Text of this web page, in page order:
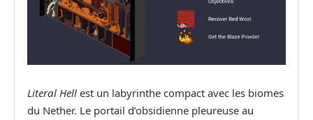
Literal Hell est un labyrinthe compact avec les biomes
du Nether. Le portail d’obsidienne pleureuse au